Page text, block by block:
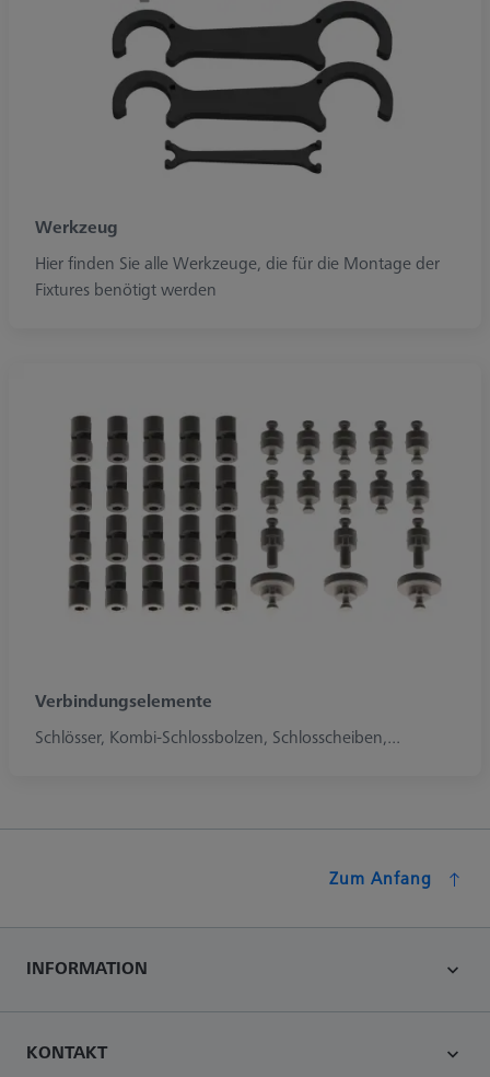
Werkzeug
Hier finden Sie alle Werkzeuge, die für die Montage der
Fixtures benötigt werden
Verbindungselemente
Schlösser, Kombi-Schlossbolzen, Schlosscheiben,...
Zum Anfang
INFORMATION
KONTAKT